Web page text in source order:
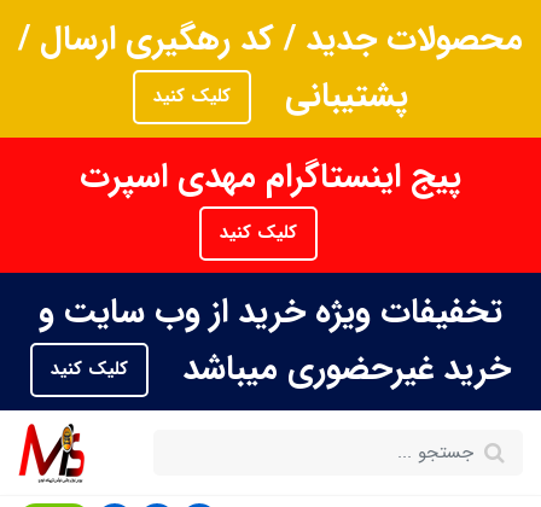
محصولات جدید / کد رهگیری ارسال /
پشتیبانی
کلیک کنید
پیج اینستاگرام مهدی اسپرت
کلیک کنید
تخفیفات ویژه خرید از وب سایت و
خرید غیرحضوری میباشد
کلیک کنید